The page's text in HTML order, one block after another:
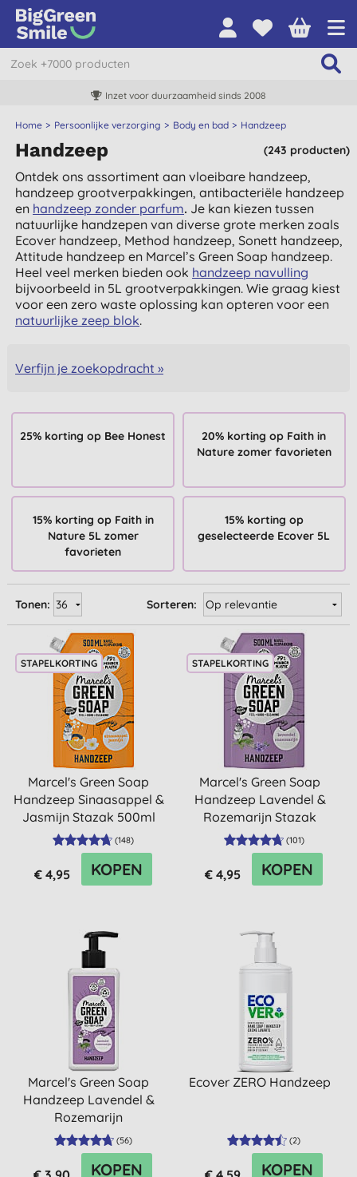
Inzet voor duurzaamheid sinds 2008
Home Persoonlijke verzorging Body en bad Handzeep
(243 producten)
Handzeep
Ontdek ons assortiment aan vloeibare handzeep,
handzeep grootverpakkingen, antibacteriële handzeep
en handzeep zonder parfum. Je kan kiezen tussen
natuurlijke handzepen van diverse grote merken zoals
Ecover handzeep, Method handzeep, Sonett handzeep,
Attitude handzeep en Marcel’s Green Soap handzeep.
Heel veel merken bieden ook handzeep navulling
bijvoorbeeld in 5L grootverpakkingen. Wie graag kiest
voor een zero waste oplossing kan opteren voor een
natuurlijke zeep blok.
Verfijn je zoekopdracht »
25% korting op Bee Honest
20% korting op Faith in
Nature zomer favorieten
15% korting op Faith in
Nature 5L zomer
favorieten
15% korting op
geselecteerde Ecover 5L
Sorteren:
Tonen:
STAPELKORTING
Marcel's Green Soap
Handzeep Sinaasappel &
Jasmijn Stazak 500ml
(148)
€ 4,95 KOPEN
STAPELKORTING
Marcel's Green Soap
Handzeep Lavendel &
Rozemarijn Stazak
500ml
(101)
€ 4,95 KOPEN
Marcel's Green Soap
Handzeep Lavendel &
Rozemarijn
(56)
KOPEN
Ecover ZERO Handzeep
(2)
KOPEN